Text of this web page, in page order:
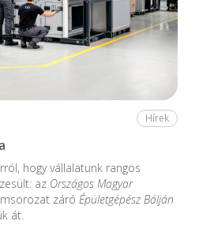
Hírek
hogy vállalatunk rangos
az Országos Magyar
záró Épületgépész Bálján
át.